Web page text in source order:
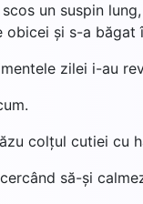
un suspin
obicei și s-a băgat
zilei i-au
colțul cutiei cu
să-și